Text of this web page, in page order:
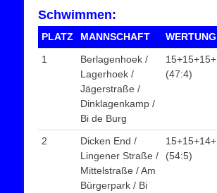
Schwimmen:
PLATZ MANNSCHAFT WERTUNG
1
Berlagenhoek /
Lagerhoek /
Jägerstraße /
Dinklagenkamp /
Bi de Burg
15+15+15+
(47:4)
2
Dicken End /
Lingener Straße /
Mittelstraße / Am
Bürgerpark / Bi
15+15+14+
(54:5)